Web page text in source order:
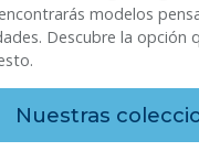
modelos
Descubre la opción
Nuestras